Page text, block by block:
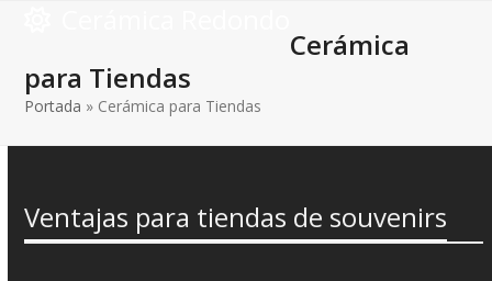
menu
menu
Cerámica
para Tiendas
Portada » Cerámica para Tiendas
Ventajas para tiendas de souvenirs